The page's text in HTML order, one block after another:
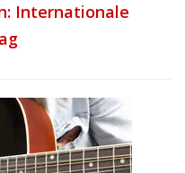
Internationale